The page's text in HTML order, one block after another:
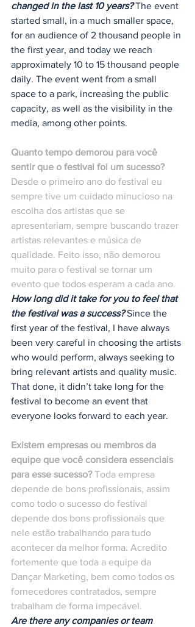
changed in the last 10 years? The event
started small, in a much smaller space,
for an audience of 2 thousand people in
the first year, and today we reach
approximately 10 to 15 thousand people
daily. The event went from a small
space to a park, increasing the public
capacity, as well as the visibility in the
media, among other points.
Quanto tempo demorou para você
sentir que o festival foi um sucesso?
Desde o primeiro ano do festival eu
sempre tive um cuidado minucioso na
escolha dos artistas que se
apresentariam, sempre buscando trazer
artistas relevantes e música de
qualidade. Feito isso, não demorou
muito para o festival se tornar um
evento que todos esperam a cada ano.
How long did it take for you to feel that
the festival was a success? Since the
first year of the festival, I have always
been very careful in choosing the artists
who would perform, always seeking to
bring relevant artists and quality music.
That done, it didn’t take long for the
festival to become an event that
everyone looks forward to each year.
Existem empresas ou membros da
equipe que você considera essenciais
para esse sucesso? Toda empresa
depende de bons profissionais, assim
como todo o sucesso do festival
depende dos bons profissionais que
nele estão trabalhando para tudo
acontecer da melhor forma. Acredito
fortemente que toda a equipe da
Dançar Marketing, bem como todos os
fornecedores contratados, sempre
trabalham de forma impecável.
Are there any companies or team